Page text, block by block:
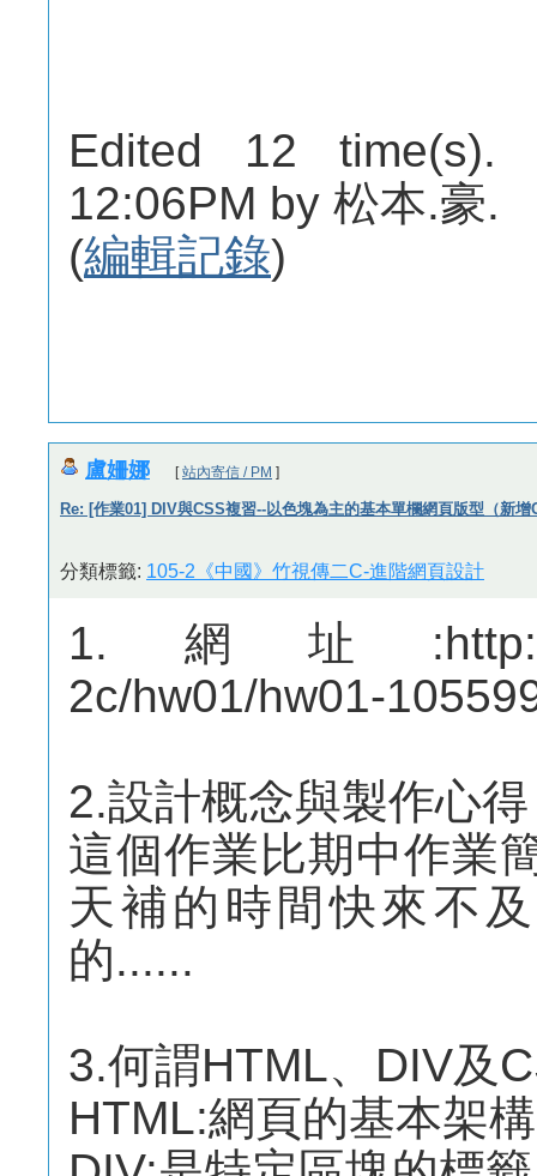
Edited 12 time(s).
12:06PM by 松本.豪.
(編輯記錄)
盧姍娜 [站內寄信 / PM ]
Re: [作業01] DIV與CSS複習--以色塊為主的基本單欄網頁版型（新增
分類標籤: 105-2《中國》竹視傳二C-進階網頁設計
1.網址:http://
2c/hw01/hw01-
2.設計概念與製作心
這個作業比期中作業
天補的時間快來不
的......
3.何謂HTML、DIV及
HTML:網頁的基本架構